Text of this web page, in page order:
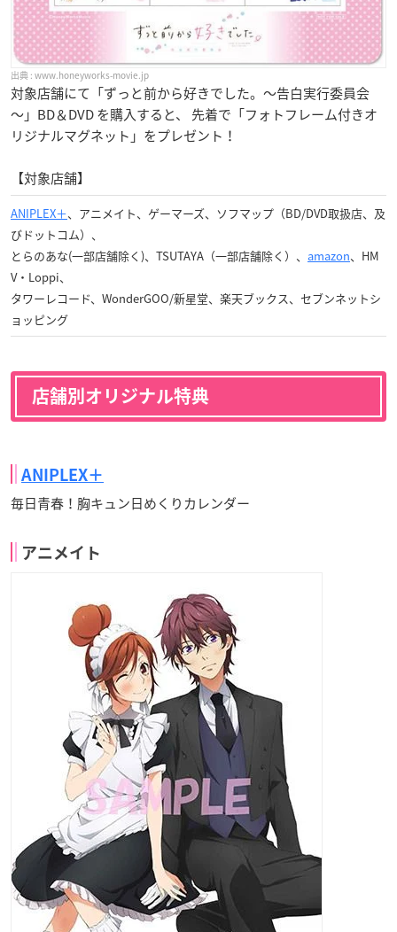
www.honeyworks-movie.jp
対象店舗にて「ずっと前から好きでした。～告白実行委員会
～」BD＆DVD を購入すると、 先着で「フォトフレーム付きオ
リジナルマグネット」をプレゼント！
【対象店舗】
ANIPLEX＋、アニメイト、ゲーマーズ、ソフマップ（BD/DVD取扱店、及
びドットコム）、
とらのあな(一部店舗除く)、TSUTAYA（一部店舗除く）、 amazon、HM
V・Loppi、
タワーレコード、WonderGOO/新星堂、楽天ブックス、セブンネットシ
ョッピング
店舗別オリジナル特典
ANIPLEX＋
毎日青春！胸キュン日めくりカレンダー
アニメイト